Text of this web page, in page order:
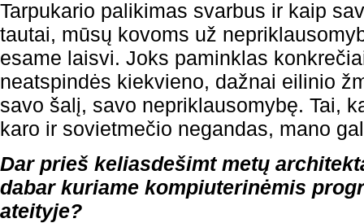
Tarpukario palikimas svarbus ir kaip
tautai, mūsų kovoms už
esame laisvi. Joks paminklas
neatspindės kiekvieno, dažnai eilinio
savo šalį, savo nepriklausomybę. Tai,
karo ir sovietmečio negandas, mano
Dar prieš keliasdešimt metų
dabar kuriame kompiuterinėmis
ateityje?